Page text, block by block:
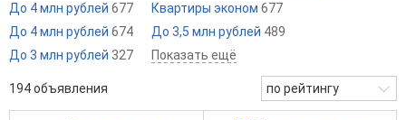
До 4 млн рублей 677 Квартиры эконом 677
До 4 млн рублей 674 До 3,5 млн рублей 489
До 3 млн рублей 327 Показать ещё
194объявления по рейтингу